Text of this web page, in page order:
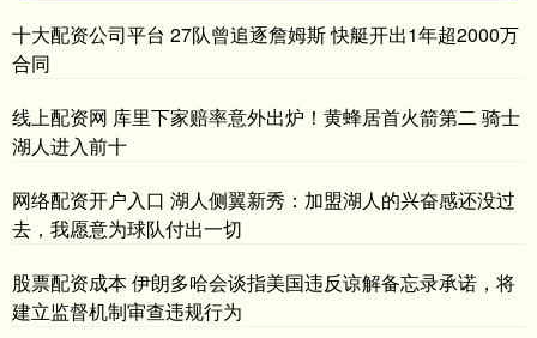
十大配资公司平台 27队曾追逐詹姆斯 快艇开出1年超2000万
合同
线上配资网 库里下家赔率意外出炉！黄蜂居首火箭第二 骑士
湖人进入前十
网络配资开户入口 湖人侧翼新秀：加盟湖人的兴奋感还没过
去，我愿意为球队付出一切
股票配资成本 伊朗多哈会谈指美国违反谅解备忘录承诺，将
建立监督机制审查违规行为